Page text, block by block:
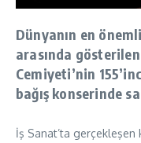
Dünyanın en
arasında
Cemiyeti’nin
bağış konserinde
İş Sanat’ta gerçekleşen